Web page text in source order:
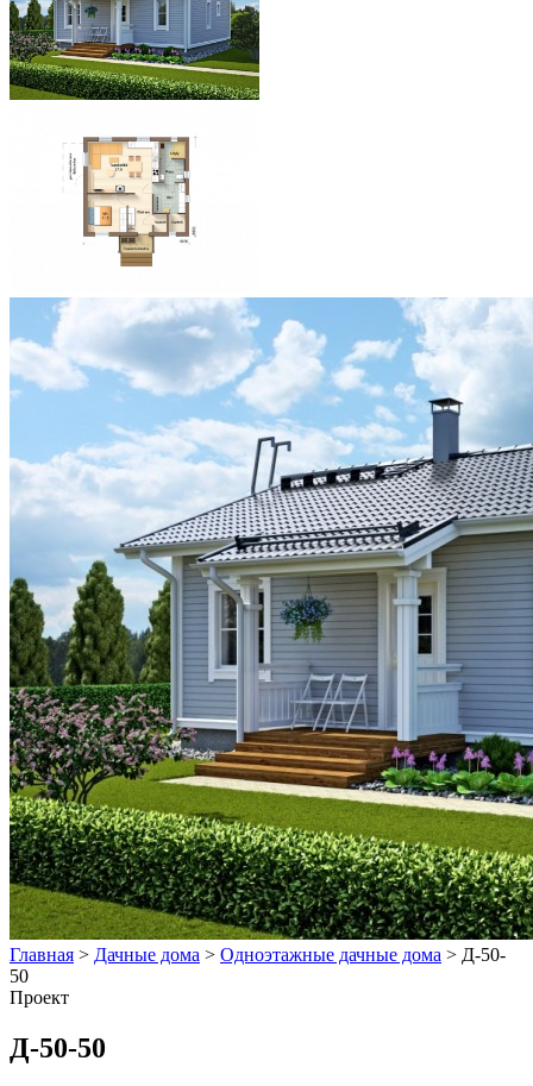
Главная > Дачные дома > Одноэтажные дачные дома > Д-50-
50
Проект
Д-50-50